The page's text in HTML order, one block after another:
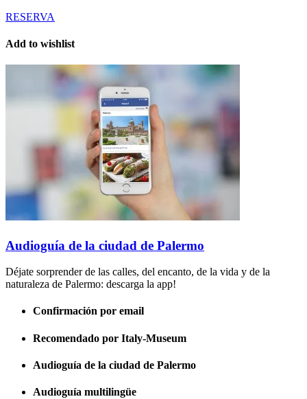
RESERVA
Add to wishlist
Audioguía de la ciudad de Palermo
Déjate sorprender de las calles, del encanto, de la vida y de la
naturaleza de Palermo: descarga la app!
Confirmación por email
Recomendado por Italy-Museum
Audioguía de la ciudad de Palermo
Audioguía multilingüe